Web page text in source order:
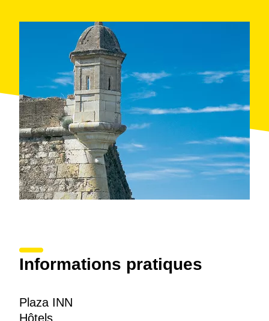
Informations pratiques
Plaza INN
Hôtels